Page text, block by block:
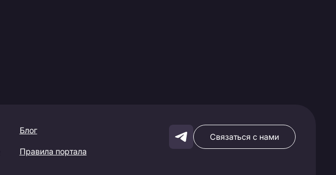
Блог
Правила портала
Связаться с нами